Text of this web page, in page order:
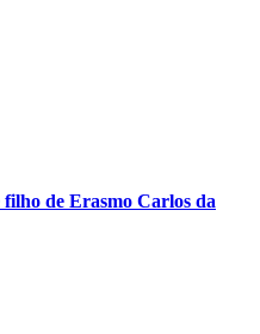
de Erasmo Carlos da